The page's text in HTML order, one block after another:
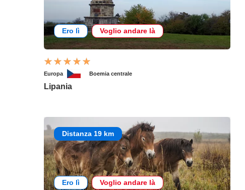
Ero lì Voglio andare là
Europa Boemia centrale
Lipania
Distanza 19 km
Ero lì Voglio andare là